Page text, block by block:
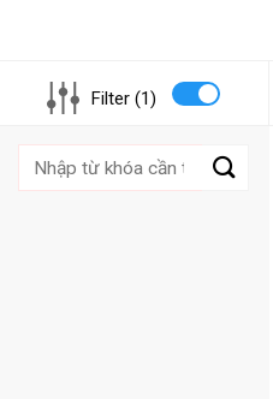
Filter (1)
Tìm
kiếm: